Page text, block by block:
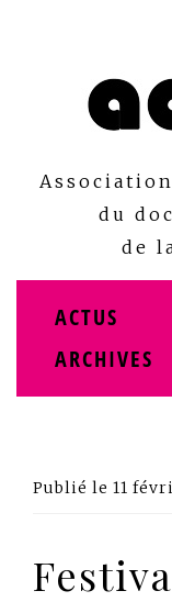
du
de
ACTUS
ARCHIVES
Publié le 11